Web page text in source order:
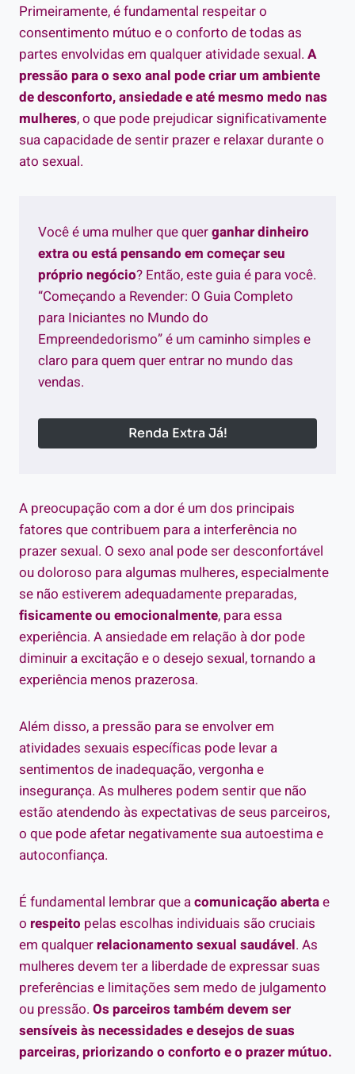
Primeiramente, é fundamental respeitar o
consentimento mútuo e o conforto de todas as
partes envolvidas em qualquer atividade sexual. A
pressão para o sexo anal pode criar um ambiente
de desconforto, ansiedade e até mesmo medo nas
mulheres, o que pode prejudicar significativamente
sua capacidade de sentir prazer e relaxar durante o
ato sexual.
Você é uma mulher que querganhar dinheiro
extra ou está pensando em começar seu
próprio negócio? Então, este guia é para você.
“Começando a Revender: O Guia Completo
para Iniciantes no Mundo do
Empreendedorismo” é um caminho simples e
claro para quem quer entrar no mundo das
vendas.
Renda Extra Já!
A preocupação com a dor é um dos principais
fatores que contribuem para a interferência no
prazer sexual. O sexo anal pode ser desconfortável
ou doloroso para algumas mulheres, especialmente
se não estiverem adequadamente preparadas,
fisicamente ou emocionalmente, para essa
experiência. A ansiedade em relação à dor pode
diminuir a excitação e o desejo sexual, tornando a
experiência menos prazerosa.
Além disso, a pressão para se envolver em
atividades sexuais específicas pode levar a
sentimentos de inadequação, vergonha e
insegurança. As mulheres podem sentir que não
estão atendendo às expectativas de seus parceiros,
o que pode afetar negativamente sua autoestima e
autoconfiança.
É fundamental lembrar que acomunicação abertae
o respeito pelas escolhas individuais são cruciais
em qualquerrelacionamento sexual saudável. As
mulheres devem ter a liberdade de expressar suas
preferências e limitações sem medo de julgamento
ou pressão. Os parceiros também devem ser
sensíveis às necessidades e desejos de suas
parceiras, priorizando o conforto e o prazer mútuo.